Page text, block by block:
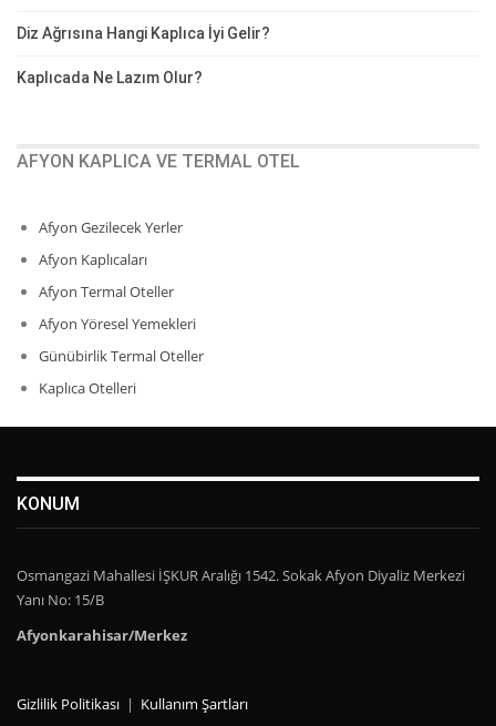
Diz Ağrısına Hangi Kaplıca İyi Gelir?
Kaplıcada Ne Lazım Olur?
AFYON KAPLICA VE TERMAL OTEL
Afyon Gezilecek Yerler
Afyon Kaplıcaları
Afyon Termal Oteller
Afyon Yöresel Yemekleri
Günübirlik Termal Oteller
Kaplıca Otelleri
KONUM
Osmangazi Mahallesi İŞKUR Aralığı 1542. Sokak Afyon Diyaliz Merkezi
Yanı No: 15/B
Afyonkarahisar/Merkez
Gizlilik Politikası | Kullanım Şartları